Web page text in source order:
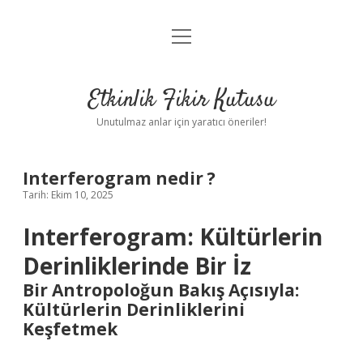
Anasayfa
Yasal Uyarı
menüyü
Etkinlik Fikir Kutusu
Unutulmaz anlar için yaratıcı öneriler!
Interferogram nedir ?
Tarih: Ekim 10, 2025
Interferogram: Kültürlerin
Derinliklerinde Bir İz
Bir Antropoloğun Bakış Açısıyla:
Kültürlerin Derinliklerini
Keşfetmek